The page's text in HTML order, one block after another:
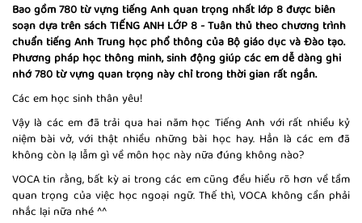
AT HOME (READING)
BÀI KIỂM TRA TUẦN 1
Bao gồm 780 từ vựng tiếng Anh quan trọng nhất lớp 8 được biên
soạn dựa trên sách TIẾNG ANH LỚP 8 - Tuân thủ theo chương trình
chuẩn tiếng Anh Trung học phổ thông của Bộ giáo dục và Đào tạo.
Phương pháp học thông minh, sinh động giúp các em dễ dàng ghi
nhớ 780 từ vựng quan trọng này chỉ trong thời gian rất ngắn.
Các em học sinh thân yêu!
Vậy là các em đã trải qua hai năm học Tiếng Anh với rất nhiều kỷ
niệm bài vở, với thật nhiều những bài học hay. Hẳn là các em đã
không còn lạ lẫm gì về môn học này nữa đúng không nào?
VOCA tin rằng, bất kỳ ai trong các em cũng đều hiểu rõ hơn về tầm
quan trọng của việc học ngoại ngữ. Thế thì, VOCA không cần phải
nhắc lại nữa nhé ^^